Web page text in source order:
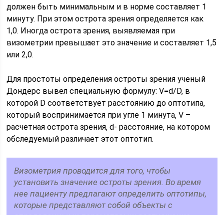
должен быть минимальным и в норме составляет 1
минуту. При этом острота зрения определяется как
1,0. Иногда острота зрения, выявляемая при
визометрии превышает это значение и составляет 1,5
или 2,0.
Для простоты определения остроты зрения ученый
Дондерс вывел специальную формулу: V=d/D, в
которой D соответствует расстоянию до оптотипа,
который воспринимается при угле 1 минута, V –
расчетная острота зрения, d- расстояние, на котором
обследуемый различает этот оптотип.
Визометрия проводится для того, чтобы
установить значение остроты зрения. Во время
нее пациенту предлагают определить оптотипы,
которые представляют собой объекты с